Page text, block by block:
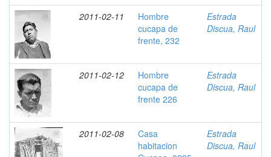
2011-02-11
Hombre
cucapa de
frente, 232
Estrada
Discua, Raul
2011-02-12
Hombre
cucapa de
frente 226
Estrada
Discua, Raul
2011-02-08
Casa
habitacion
Estrada
Discua, Raul